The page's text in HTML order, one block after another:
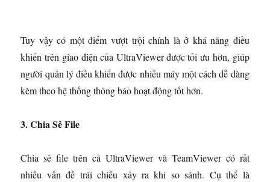
Tuy vậy có một điểm vượt trội chính là ở khả năng điều
khiển trên giao diện của UltraViewer được tối ưu hơn, giúp
người quản lý điều khiển được nhiều máy một cách dễ dàng
kèm theo hệ thống thông báo hoạt động tốt hơn.
3. Chia Sẻ File
Chia sẻ file trên cả UltraViewer và TeamViewer có rất
nhiều vấn đề trái chiều xảy ra khi so sánh. Cụ thể là